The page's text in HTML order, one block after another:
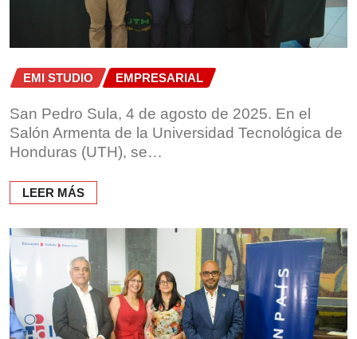
EMI STUDIO EMPRESARIAL
San Pedro Sula, 4 de agosto de 2025. En el
Salón Armenta de la Universidad Tecnológica de
Honduras (UTH), se…
LEER MÁS